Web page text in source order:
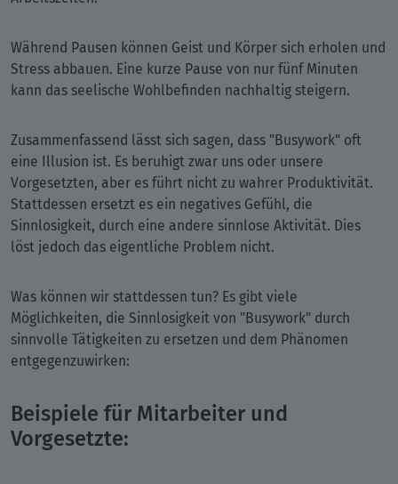
Während Pausen können Geist und Körper sich erholen und
Stress abbauen. Eine kurze Pause von nur fünf Minuten
kann das seelische Wohlbefinden nachhaltig steigern.
Zusammenfassend lässt sich sagen, dass "Busywork" oft
eine Illusion ist. Es beruhigt zwar uns oder unsere
Vorgesetzten, aber es führt nicht zu wahrer Produktivität.
Stattdessen ersetzt es ein negatives Gefühl, die
Sinnlosigkeit, durch eine andere sinnlose Aktivität. Dies
löst jedoch das eigentliche Problem nicht.
Was können wir stattdessen tun? Es gibt viele
Möglichkeiten, die Sinnlosigkeit von "Busywork" durch
sinnvolle Tätigkeiten zu ersetzen und dem Phänomen
entgegenzuwirken:
Beispiele für Mitarbeiter und
Vorgesetzte: